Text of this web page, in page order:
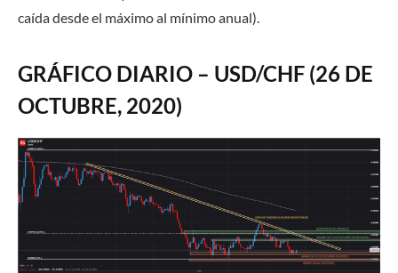
caída desde el máximo al mínimo anual).
GRÁFICO DIARIO – USD/CHF (26 DE
OCTUBRE, 2020)